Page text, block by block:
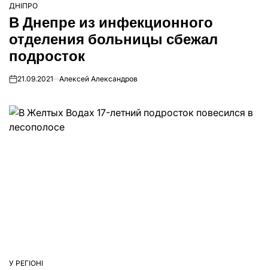
ОПУБЛІКУВАТИ
У
ДНІПРО
В Днепре из инфекционного
отделения больницы сбежал
подросток
on21.09.2021 Алексей Александров
ОПУБЛІКУВАТИ
У РЕГІОНІ